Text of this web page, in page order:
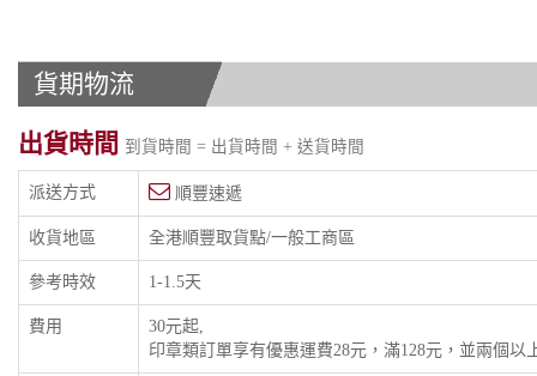
貨期物流
出貨時間 到貨時間 = 出貨時間 + 送貨時間
派送方式 順豐速遞
收貨地區 全港順豐取貨點/一般工商區
參考時效 1-1.5天
費用
30元起,
印章類訂單享有優惠運費28元，滿128元，並兩個